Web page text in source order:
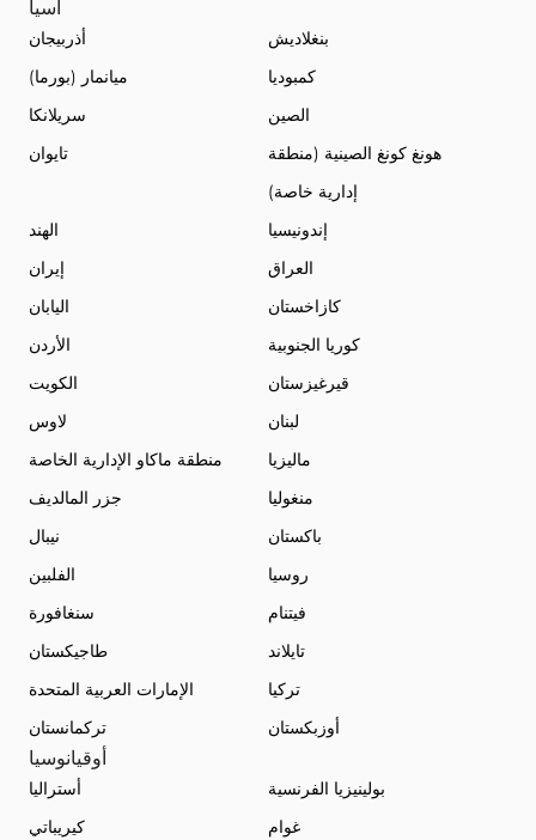
آسيا
أذربيجان
بنغلاديش
ميانمار (بورما)
كمبوديا
سريلانكا
الصين
تايوان
هونغ كونغ الصينية (منطقة
إدارية خاصة)
الهند
إندونيسيا
إيران
العراق
اليابان
كازاخستان
الأردن
كوريا الجنوبية
الكويت
قيرغيزستان
لاوس
لبنان
منطقة ماكاو الإدارية الخاصة
ماليزيا
جزر المالديف
منغوليا
نيبال
باكستان
الفلبين
روسيا
سنغافورة
فيتنام
طاجيكستان
تايلاند
الإمارات العربية المتحدة
تركيا
تركمانستان
أوزبكستان
أوقيانوسيا
أستراليا
بولينيزيا الفرنسية
كيريباتي
غوام